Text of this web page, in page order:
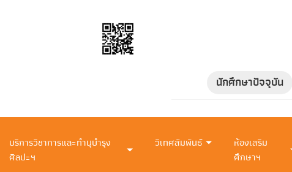
นักศึกษาปัจจุบัน
บริการวิชาการและทำนุบำรุง
ศิลปะฯ
วิเทศสัมพันธ์
ห้องเสริม
ศึกษาฯ